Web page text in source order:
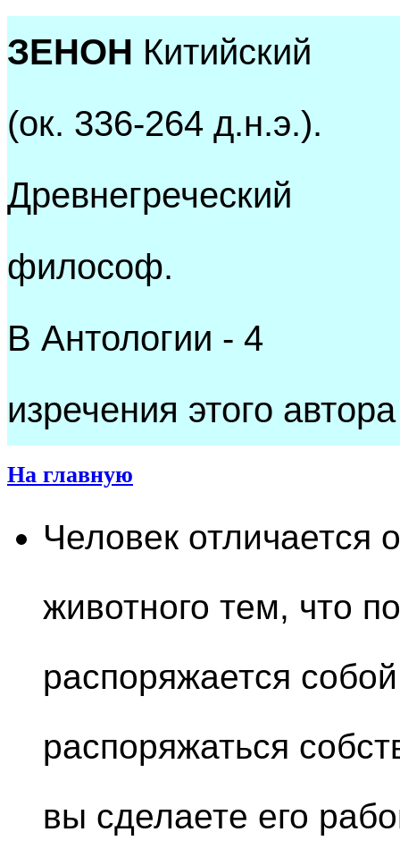
ЗЕНОН Китийский
(ок. 336-264 д.н.э.).
Древнегреческий
философ.
В Антологии - 4
изречения этого автора
На главную
Человек отличается
животного тем, что
распоряжается
распоряжаться
вы сделаете его